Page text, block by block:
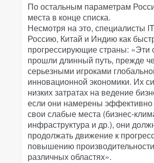
По остальным параметрам
места в конце списка.
Несмотря на это, специалисты
Россию, Китай и Индию как
прогрессирующие страны: «Эти
прошли длинный путь, прежде
серьезными игроками
инновационной экономики. Их
низких затратах на ведение
если они намерены эффективно
свои слабые места (бизнес-
инфраструктура и др.), они
продолжать движение к
повышению
различных областях».